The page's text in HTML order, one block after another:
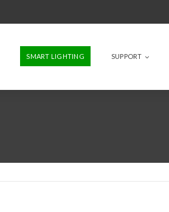
SMART LIGHTING SUPPORT